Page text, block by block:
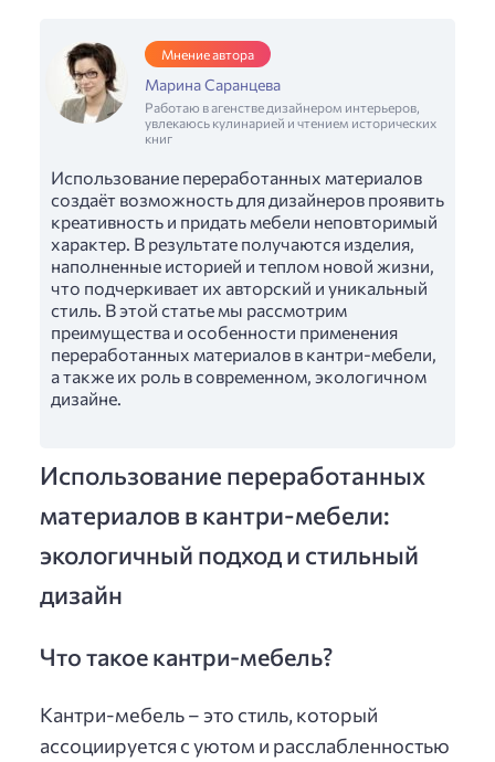
Мнение автора
Марина Саранцева
Работаю в агенстве дизайнером интерьеров,
увлекаюсь кулинарией и чтением исторических
книг
Использование переработанных материалов
создаёт возможность для дизайнеров проявить
креативность и придать мебели неповторимый
характер. В результате получаются изделия,
наполненные историей и теплом новой жизни,
что подчеркивает их авторский и уникальный
стиль. В этой статье мы рассмотрим
преимущества и особенности применения
переработанных материалов в кантри-мебели,
а также их роль в современном, экологичном
дизайне.
Использование переработанных
материалов в кантри-мебели:
экологичный подход и стильный
дизайн
Что такое кантри-мебель?
Кантри-мебель – это стиль, который
ассоциируется с уютом и расслабленностью